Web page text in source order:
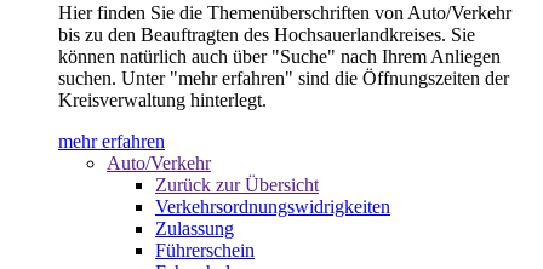
Hier finden Sie die Themenüberschriften von Auto/Verkehr
bis zu den Beauftragten des Hochsauerlandkreises. Sie
können natürlich auch über "Suche" nach Ihrem Anliegen
suchen. Unter "mehr erfahren" sind die Öffnungszeiten der
Kreisverwaltung hinterlegt.
mehr erfahren
Auto/Verkehr
Zurück zur Übersicht
Verkehrsordnungswidrigkeiten
Zulassung
Führerschein